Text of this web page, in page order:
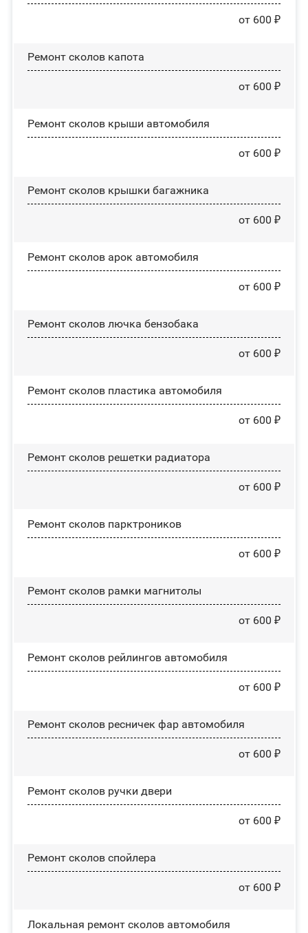
от 600 ₽
Ремонт сколов капота
от 600 ₽
Ремонт сколов крыши автомобиля
от 600 ₽
Ремонт сколов крышки багажника
от 600 ₽
Ремонт сколов арок автомобиля
от 600 ₽
Ремонт сколов лючка бензобака
от 600 ₽
Ремонт сколов пластика автомобиля
от 600 ₽
Ремонт сколов решетки радиатора
от 600 ₽
Ремонт сколов парктроников
от 600 ₽
Ремонт сколов рамки магнитолы
от 600 ₽
Ремонт сколов рейлингов автомобиля
от 600 ₽
Ремонт сколов ресничек фар автомобиля
от 600 ₽
Ремонт сколов ручки двери
от 600 ₽
Ремонт сколов спойлера
от 600 ₽
Локальная ремонт сколов автомобиля